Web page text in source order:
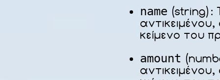
name (string):
κείμενο του
amount